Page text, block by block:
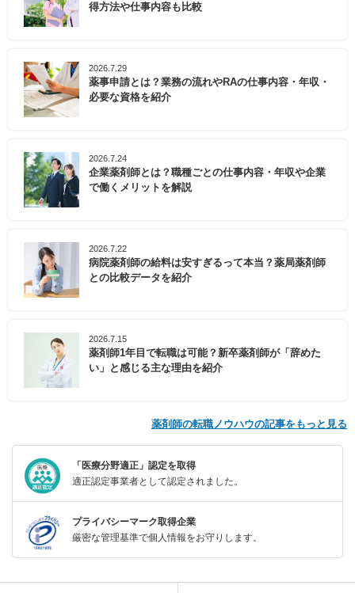
得方法や仕事内容も比較
2026.7.29
薬事申請とは？業務の流れやRAの仕事内容・年収・
必要な資格を紹介
2026.7.24
企業薬剤師とは？職種ごとの仕事内容・年収や企業
で働くメリットを解説
2026.7.22
病院薬剤師の給料は安すぎるって本当？薬局薬剤師
との比較データを紹介
2026.7.15
薬剤師1年目で転職は可能？新卒薬剤師が「辞めた
い」と感じる主な理由を紹介
薬剤師の転職ノウハウの記事をもっと見る
「医療分野適正」認定を取得
適正認定事業者として認定されました。
プライバシーマーク取得企業
厳密な管理基準で個人情報をお守りします。